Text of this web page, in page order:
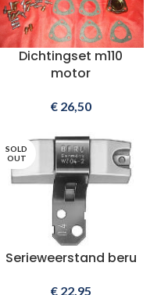
Dichtingset m110
motor
€26,50
SOLD
OUT
Serieweerstand beru
€22,95